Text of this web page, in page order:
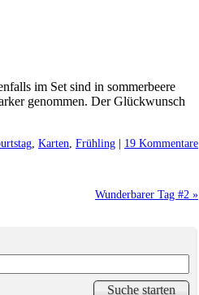
im Set sind in sommerbeere
genommen. Der Glückwunsch
Karten Frühling | 19 Kommentare
Wunderbarer Tag #2 »